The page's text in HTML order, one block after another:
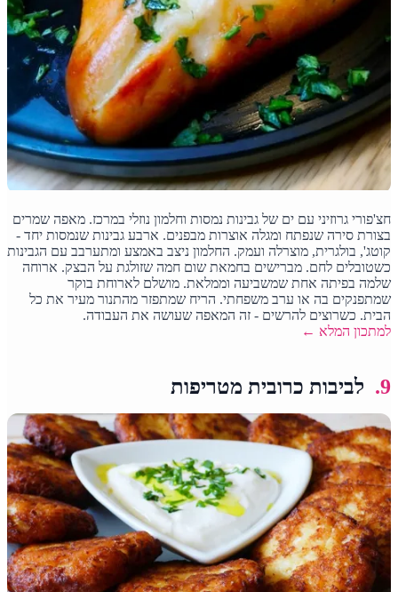
חצ'פורי גרוזיני עם ים של גבינות נמסות וחלמון נוזלי במרכז. מאפה שמרים
בצורת סירה שנפתח ומגלה אוצרות מבפנים. ארבע גבינות שנמסות יחד -
קוטג', בולגרית, מוצרלה ועמק. החלמון ניצב באמצע ומתערבב עם הגבינות
כשטובלים לחם. מברישים בחמאת שום חמה שזולגת על הבצק. ארוחה
שלמה בפיתה אחת שמשביעה וממלאת. מושלם לארוחת בוקר
שמתפנקים בה או ערב משפחתי. הריח שמתפזר מהתנור מעיר את כל
הבית. כשרוצים להרשים - זה המאפה שעושה את העבודה.
למתכון המלא ←
9. לביבות כרובית מטריפות